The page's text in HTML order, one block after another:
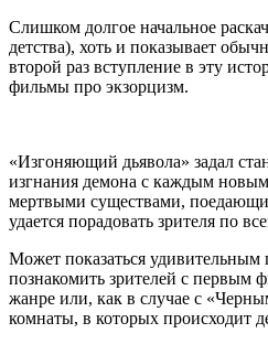
Слишком долгое начальное
детства), хоть и показывает
второй раз вступление в эту
фильмы про экзорцизм.
«Изгоняющий дьявола» задал
изгнания демона с каждым
мертвыми существами,
удается порадовать зрителя по
Может показаться
познакомить зрителей с первым
жанре или, как в случае с
комнаты, в которых происходит